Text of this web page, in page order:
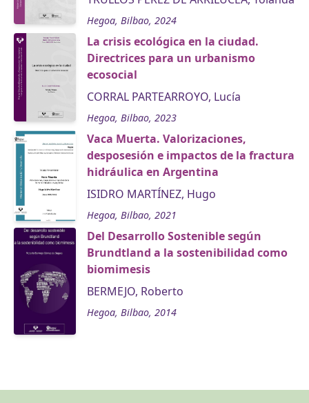
Hegoa, Bilbao, 2024
La crisis ecológica en la ciudad.
Directrices para un urbanismo
ecosocial
CORRAL PARTEARROYO, Lucía
Hegoa, Bilbao, 2023
Vaca Muerta. Valorizaciones,
desposesión e impactos de la fractura
hidráulica en Argentina
ISIDRO MARTÍNEZ, Hugo
Hegoa, Bilbao, 2021
Del Desarrollo Sostenible según
Brundtland a la sostenibilidad como
biomimesis
BERMEJO, Roberto
Hegoa, Bilbao, 2014